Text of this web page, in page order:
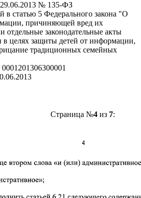
№ 135-ФЗ
в статью 5 Федерального закона "О
причиняющей вред их
отдельные законодательные акты
в целях защиты детей от информации,
традиционных семейных
0001201306300001
Страница №4из 7: